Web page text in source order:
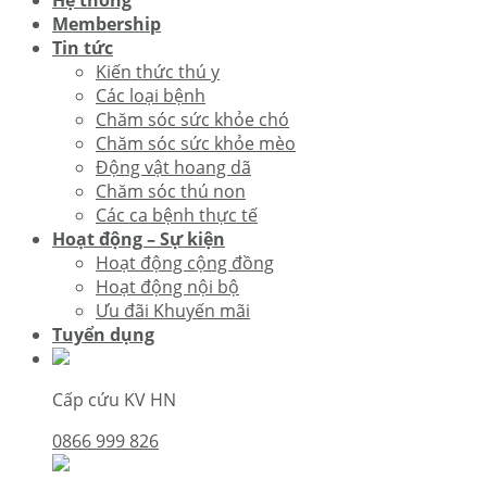
Membership
Tin tức
Kiến thức thú y
Các loại bệnh
Chăm sóc sức khỏe chó
Chăm sóc sức khỏe mèo
Động vật hoang dã
Chăm sóc thú non
Các ca bệnh thực tế
Hoạt động – Sự kiện
Hoạt động cộng đồng
Hoạt động nội bộ
Ưu đãi Khuyến mãi
Tuyển dụng
Cấp cứu KV HN
0866 999 826